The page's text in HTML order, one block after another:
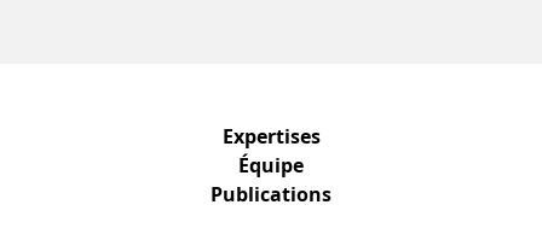
Expertises
Équipe
Publications